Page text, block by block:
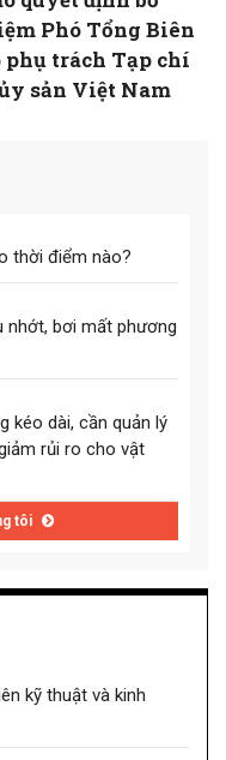
Phó Tổng Biên
phụ trách Tạp chí
sản Việt Nam
thời điểm nào?
nhớt, bơi mất phương
kéo dài, cần quản lý
rủi ro cho vật
tôi
kỹ thuật và kinh